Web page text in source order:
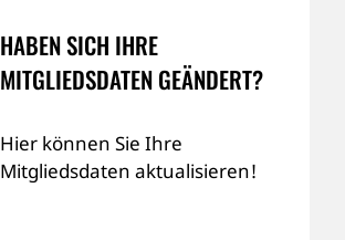
HABEN SICH IHRE
MITGLIEDSDATEN GEÄNDERT?
Hier können Sie Ihre
Mitgliedsdaten aktualisieren!